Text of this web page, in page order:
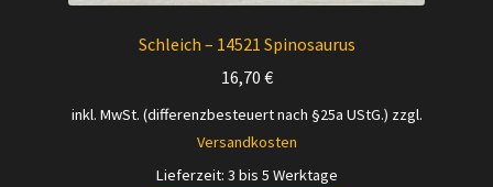
Schleich – 14521 Spinosaurus
16,70 €
inkl. MwSt. (differenzbesteuert nach §25a UStG.) zzgl.
Versandkosten
Lieferzeit: 3 bis 5 Werktage